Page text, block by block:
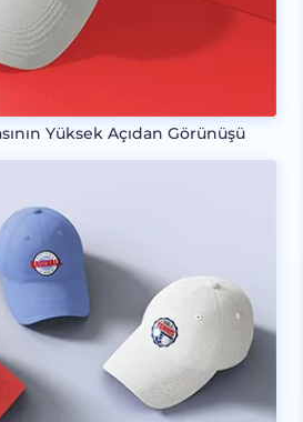
Yüksek Açıdan Görünüşü